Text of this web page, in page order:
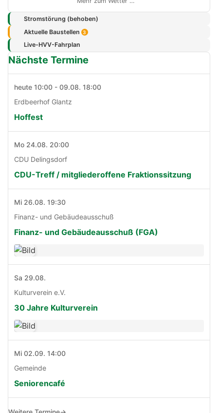
Stromstörung (behoben)
Aktuelle Baustellen 3
Live-HVV-Fahrplan
Nächste Termine
heute 10:00 - 09.08. 18:00
Erdbeerhof Glantz
Hoffest
Mo 24.08. 20:00
CDU Delingsdorf
CDU-Treff / mitgliederoffene Fraktionssitzung
Mi 26.08. 19:30
Finanz- und Gebäudeausschuß
Finanz- und Gebäudeausschuß (FGA)
Sa 29.08.
Kulturverein e.V.
30 Jahre Kulturverein
Mi 02.09. 14:00
Gemeinde
Seniorencafé